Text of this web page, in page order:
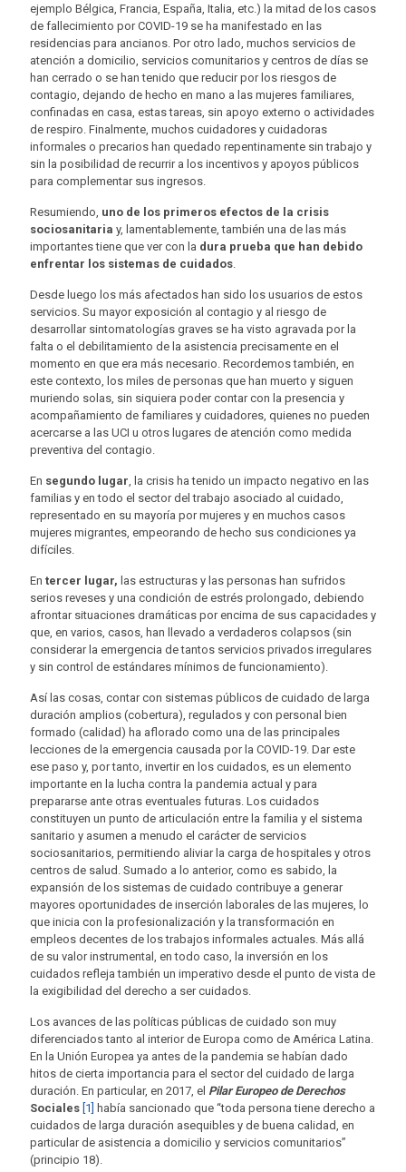
ejemplo Bélgica, Francia, España, Italia, etc.) la mitad de los casos
de fallecimiento por COVID-19 se ha manifestado en las
residencias para ancianos. Por otro lado, muchos servicios de
atención a domicilio, servicios comunitarios y centros de días se
han cerrado o se han tenido que reducir por los riesgos de
contagio, dejando de hecho en mano a las mujeres familiares,
confinadas en casa, estas tareas, sin apoyo externo o actividades
de respiro. Finalmente, muchos cuidadores y cuidadoras
informales o precarios han quedado repentinamente sin trabajo y
sin la posibilidad de recurrir a los incentivos y apoyos públicos
para complementar sus ingresos.
Resumiendo, uno de los primeros efectos de la crisis
sociosanitaria y, lamentablemente, también una de las más
importantes tiene que ver con la dura prueba que han debido
enfrentar los sistemas de cuidados.
Desde luego los más afectados han sido los usuarios de estos
servicios. Su mayor exposición al contagio y al riesgo de
desarrollar sintomatologías graves se ha visto agravada por la
falta o el debilitamiento de la asistencia precisamente en el
momento en que era más necesario. Recordemos también, en
este contexto, los miles de personas que han muerto y siguen
muriendo solas, sin siquiera poder contar con la presencia y
acompañamiento de familiares y cuidadores, quienes no pueden
acercarse a las UCI u otros lugares de atención como medida
preventiva del contagio.
En segundo lugar, la crisis ha tenido un impacto negativo en las
familias y en todo el sector del trabajo asociado al cuidado,
representado en su mayoría por mujeres y en muchos casos
mujeres migrantes, empeorando de hecho sus condiciones ya
difíciles.
En tercer lugar, las estructuras y las personas han sufridos
serios reveses y una condición de estrés prolongado, debiendo
afrontar situaciones dramáticas por encima de sus capacidades y
que, en varios, casos, han llevado a verdaderos colapsos (sin
considerar la emergencia de tantos servicios privados irregulares
y sin control de estándares mínimos de funcionamiento).
Así las cosas, contar con sistemas públicos de cuidado de larga
duración amplios (cobertura), regulados y con personal bien
formado (calidad) ha aflorado como una de las principales
lecciones de la emergencia causada por la COVID-19. Dar este
ese paso y, por tanto, invertir en los cuidados, es un elemento
importante en la lucha contra la pandemia actual y para
prepararse ante otras eventuales futuras. Los cuidados
constituyen un punto de articulación entre la familia y el sistema
sanitario y asumen a menudo el carácter de servicios
sociosanitarios, permitiendo aliviar la carga de hospitales y otros
centros de salud. Sumado a lo anterior, como es sabido, la
expansión de los sistemas de cuidado contribuye a generar
mayores oportunidades de inserción laborales de las mujeres, lo
que inicia con la profesionalización y la transformación en
empleos decentes de los trabajos informales actuales. Más allá
de su valor instrumental, en todo caso, la inversión en los
cuidados refleja también un imperativo desde el punto de vista de
la exigibilidad del derecho a ser cuidados.
Los avances de las políticas públicas de cuidado son muy
diferenciados tanto al interior de Europa como de América Latina.
En la Unión Europea ya antes de la pandemia se habían dado
hitos de cierta importancia para el sector del cuidado de larga
duración. En particular, en 2017, el Pilar Europeo de Derechos
Sociales [1]
había sancionado que “toda persona tiene derecho a
cuidados de larga duración asequibles y de buena calidad, en
particular de asistencia a domicilio y servicios comunitarios”
(principio 18).